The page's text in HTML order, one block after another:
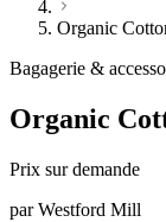
Organic
Bagagerie &
Organic
Prix sur demande
par Westford Mill